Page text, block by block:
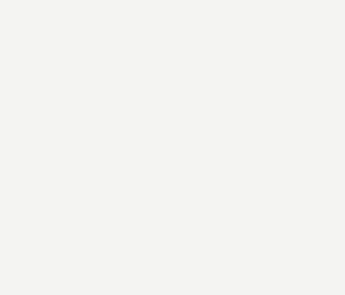
et d’espèces : L’UMOA comble son retard
Faso : Reprise du dialogue
paix en Ukraine : L’Europe mise de côté
de la Chine, Taïwan joue la carte de…
font moins d’enfants
Volontaire en France : Des nouveautés en 2025
des internationaux pour la CAN 2025 : Rumeur